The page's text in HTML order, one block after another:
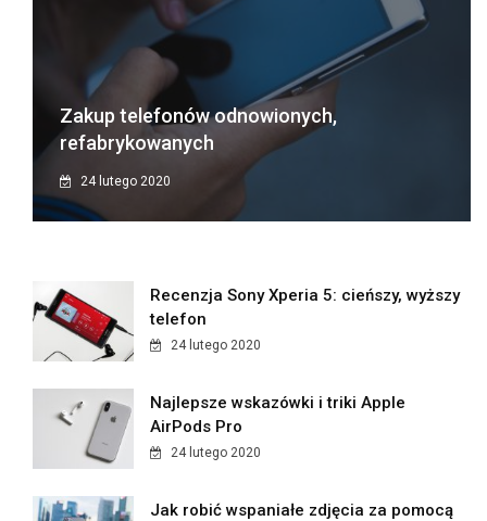
Zakup telefonów odnowionych,
refabrykowanych
24 lutego 2020
Recenzja Sony Xperia 5: cieńszy, wyższy
telefon
24 lutego 2020
Najlepsze wskazówki i triki Apple
AirPods Pro
24 lutego 2020
Jak robić wspaniałe zdjęcia za pomocą